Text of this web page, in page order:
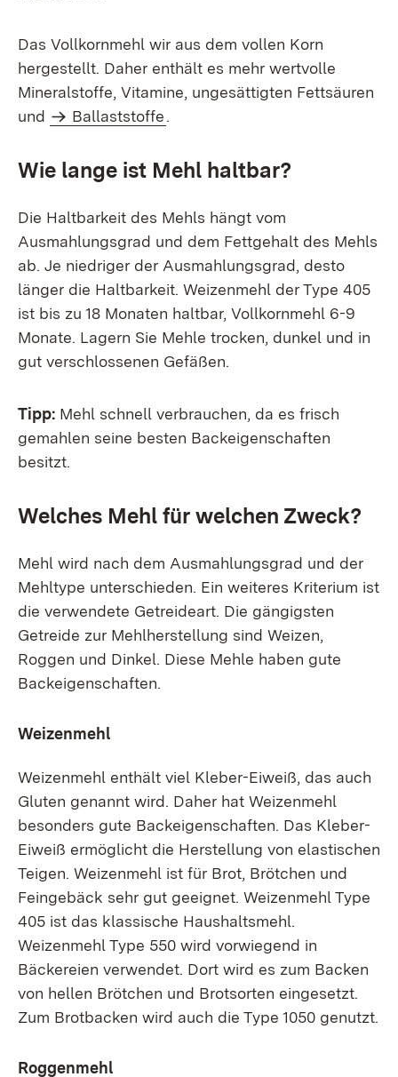
Das Vollkornmehl wir aus dem vollen Korn
hergestellt. Daher enthält es mehr wertvolle
Mineralstoffe, Vitamine, ungesättigten Fettsäuren
und
Ballaststoffe.
Wie lange ist Mehl haltbar?
Die Haltbarkeit des Mehls hängt vom
Ausmahlungsgrad und dem Fettgehalt des Mehls
ab. Je niedriger der Ausmahlungsgrad, desto
länger die Haltbarkeit. Weizenmehl der Type 405
ist bis zu 18 Monaten haltbar, Vollkornmehl 6-9
Monate. Lagern Sie Mehle trocken, dunkel und in
gut verschlossenen Gefäßen.
Tipp: Mehl schnell verbrauchen, da es frisch
gemahlen seine besten Backeigenschaften
besitzt.
Welches Mehl für welchen Zweck?
Mehl wird nach dem Ausmahlungsgrad und der
Mehltype unterschieden. Ein weiteres Kriterium ist
die verwendete Getreideart. Die gängigsten
Getreide zur Mehlherstellung sind Weizen,
Roggen und Dinkel. Diese Mehle haben gute
Backeigenschaften.
Weizenmehl
Weizenmehl enthält viel Kleber-Eiweiß, das auch
Gluten genannt wird. Daher hat Weizenmehl
besonders gute Backeigenschaften. Das Kleber-
Eiweiß ermöglicht die Herstellung von elastischen
Teigen. Weizenmehl ist für Brot, Brötchen und
Feingebäck sehr gut geeignet. Weizenmehl Type
405 ist das klassische Haushaltsmehl.
Weizenmehl Type 550 wird vorwiegend in
Bäckereien verwendet. Dort wird es zum Backen
von hellen Brötchen und Brotsorten eingesetzt.
Zum Brotbacken wird auch die Type 1050 genutzt.
Roggenmehl